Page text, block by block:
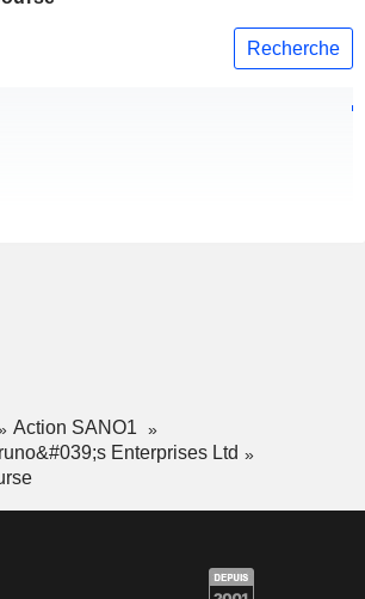
Recherche
Action SANO1
Enterprises Ltd